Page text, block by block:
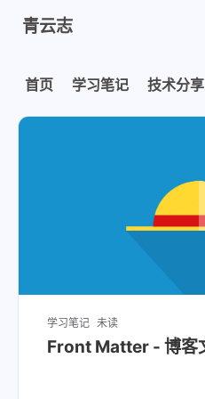
青云志
首页 学习笔记 技术分享
学习笔记 未读
Front Matter - 博客